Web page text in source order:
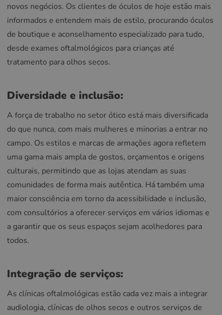
novos negócios. Os clientes de óculos de hoje estão mais
informados e entendem mais de estilo, procurando óculos
de boutique e aconselhamento especializado para tudo,
desde exames oftalmológicos para crianças até
tratamento para olhos secos.
Diversidade e inclusão:
A força de trabalho no setor ótico está mais diversificada
do que nunca, com mais mulheres e minorias a entrar no
campo. Os estilos e marcas de armações agora refletem
uma gama mais ampla de gostos, orçamentos e origens
culturais, permitindo que as lojas atendam as suas
comunidades de forma mais autêntica. Há também uma
maior consciência em torno da acessibilidade e inclusão,
com consultórios a oferecer serviços em vários idiomas e
a garantir que os seus espaços sejam acolhedores para
todos.
Integração de serviços:
As clínicas oftalmológicas estão cada vez mais a integrar
audiologia, clínicas de olhos secos e outros serviços de